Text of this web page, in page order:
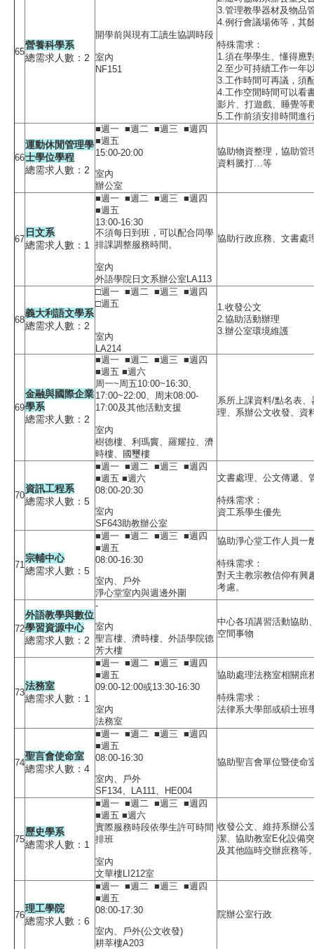
65
營養科學系
總需求人數：2
開學前與現有工讀生協調時段
室內
NF151
3.管理教學器材及物品
4.例行會議場佈等，其
特殊需求：
1.須在學學生、懂得應
2.至少可持續工作一年
3.工作時間可再議，須
4.工作空閒時間可以看
影片、打遊戲、睡覺等
5.工作前須安排時間進
66
運動休閒管理學
士學位學程
總需求人數：2
■週一 ■週二 ■週三 ■週四
■週五
15:00-20:00
室內
辦公室
協助物資整理，協助管
資料騰打…等
67
日文系
總需求人數：1
■週一 ■週二 ■週三 ■週四
■週五
13:00-16:30
不須每日到班，可以配合同學
排課調整服務時間。
室內
外語學院日文系辦公室LA113
協助行政庶務、文書處
68
義大利語文學系
總需求人數：2
□週一 ■週二 ■週三 ■週四
□週五
室內
LA214
1.收發公文
2.協助活動辦理
3.辦公室環境維護
69
金融與國際企業
學系
總需求人數：2
■週一 ■週二 ■週三 ■週四
■週五 ■週六
周一~周五10:00~16:30、
17:00~22:00、周末08:00-
17:00及其他活動支援
室內
樹德樓、利瑪竇、羅耀拉、濟
時樓、國璽樓
系所上課資料/點名表
理、系辦公文收發、資
70
資訊工程系
總需求人數：5
■週一 ■週二 ■週三 ■週四
■週五 ■週六
08:00-20:30
室內
SF643助教辦公室
文書處理、公文傳遞、
特殊需求：
資工系學生優先
71
宗輔中心
總需求人數：5
■週一 ■週二 ■週三 ■週四
■週五
08:00-16:30
室內、戶外
淨心堂室內與週邊外圍
協助淨心堂工作人員一
特殊需求：
對天主教宗教信仰有興
考慮。
72
外語教學與數位
學習資源中心
總需求人數：2
-
室內
聖言樓、濟時樓、外語學院德
芳大樓
中心各項講習活動協助
空間事物
73
法務室
總需求人數：1
■週一 ■週二 ■週三 ■週四
■週五
09:00-12:00或13:30-16:30
室內
法務室
協助處理法務室相關庶
特殊需求：
法律系大學部或碩士班
74
聖言會使命室
總需求人數：4
■週一 ■週二 ■週三 ■週四
■週五
08:00-16:30
室內、戶外
SF134、LA111、HE004
協助聖言會單位暨使命
75
歷史學系
總需求人數：1
■週一 ■週二 ■週三 ■週四
■週五 ■週六
實際服務時段依學生許可時間
排班
室內
文華樓LI212室
收發公文、維持系辦公
潔、協助教室E化設備
及其他臨時交辦庶務等
76
理工學院
總需求人數：6
■週一 ■週二 ■週三 ■週四
■週五
08:00-17:30
室內、戶外(公文收發)
耕莘樓A203
院辦公室行政